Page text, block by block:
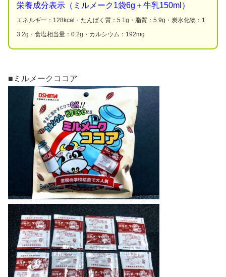
栄養成分表示（ミルメーク1袋6g＋牛乳150ml）
エネルギー：128kcal・たんぱく質：5.1g・脂質：5.9g・炭水化物：1
3.2g・食塩相当量：0.2g・カルシウム：192mg
■ミルメークココア